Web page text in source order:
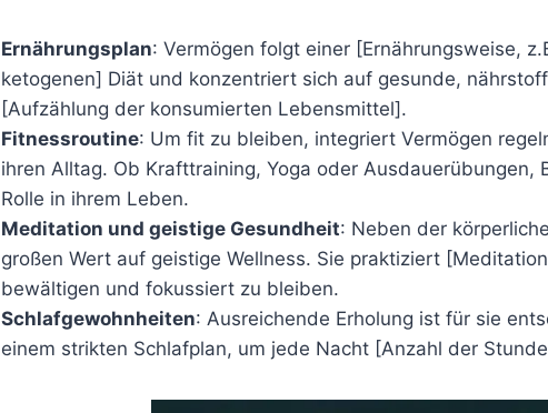
Ernährungsplan: Vermögen folgt einer [Ernährungsweise,
ketogenen] Diät und konzentriert sich auf gesunde,
[Aufzählung der konsumierten Lebensmittel].
Fitnessroutine: Um fit zu bleiben, integriert Vermögen
ihren Alltag. Ob Krafttraining, Yoga oder Ausdauerübungen,
Rolle in ihrem Leben.
Meditation und geistige Gesundheit: Neben der
großen Wert auf geistige Wellness. Sie praktiziert
bewältigen und fokussiert zu bleiben.
Schlafgewohnheiten: Ausreichende Erholung ist für sie
einem strikten Schlafplan, um jede Nacht [Anzahl der